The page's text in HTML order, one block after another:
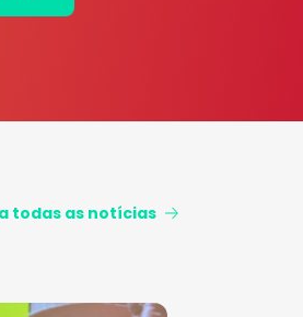
todas as notícias